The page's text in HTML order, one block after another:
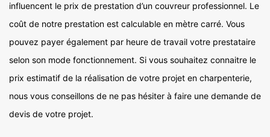
influencent le prix de prestation d’un couvreur professionnel. Le
coût de notre prestation est calculable en mètre carré. Vous
pouvez payer également par heure de travail votre prestataire
selon son mode fonctionnement. Si vous souhaitez connaitre le
prix estimatif de la réalisation de votre projet en charpenterie,
nous vous conseillons de ne pas hésiter à faire une demande de
devis de votre projet.